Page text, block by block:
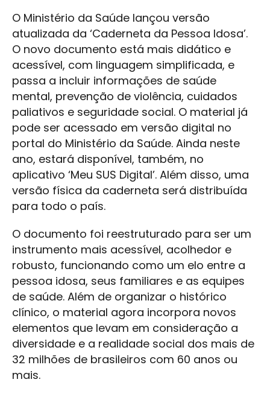
O Ministério da Saúde lançou versão
atualizada da ‘Caderneta da Pessoa Idosa’.
O novo documento está mais didático e
acessível, com linguagem simplificada, e
passa a incluir informações de saúde
mental, prevenção de violência, cuidados
paliativos e seguridade social. O material já
pode ser acessado em versão digital no
portal do Ministério da Saúde. Ainda neste
ano, estará disponível, também, no
aplicativo ‘Meu SUS Digital’. Além disso, uma
versão física da caderneta será distribuída
para todo o país.
O documento foi reestruturado para ser um
instrumento mais acessível, acolhedor e
robusto, funcionando como um elo entre a
pessoa idosa, seus familiares e as equipes
de saúde. Além de organizar o histórico
clínico, o material agora incorpora novos
elementos que levam em consideração a
diversidade e a realidade social dos mais de
32 milhões de brasileiros com 60 anos ou
mais.